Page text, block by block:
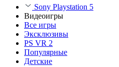
Sony Playstation 5
Видеоигры
Все игры
Эксклюзивы
PS VR 2
Популярные
Детские